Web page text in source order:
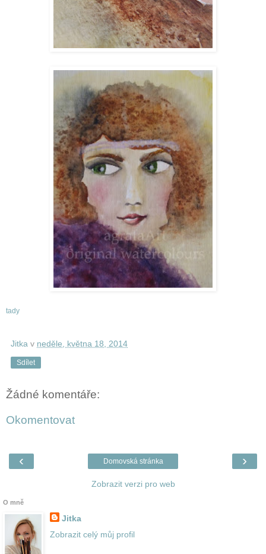
tady
Jitka v neděle, května 18, 2014
Sdílet
Žádné komentáře:
Okomentovat
‹ ›
Domovská stránka
Zobrazit verzi pro web
O mně
Jitka
Zobrazit celý můj profil